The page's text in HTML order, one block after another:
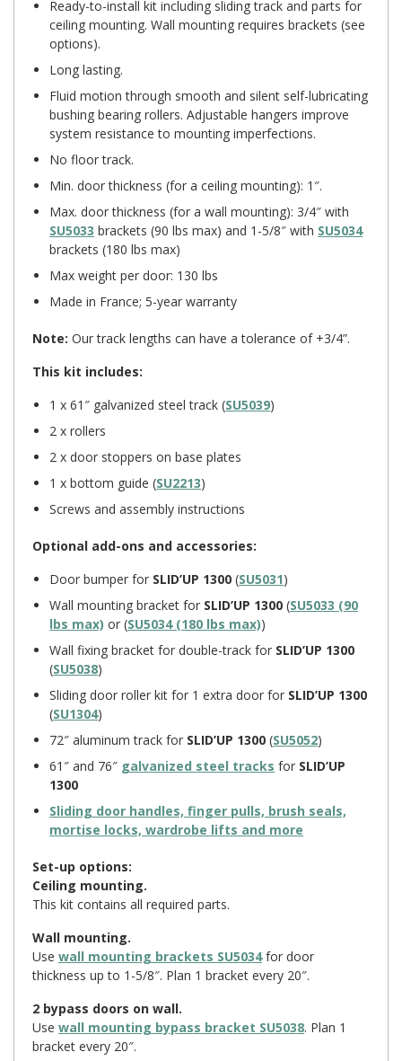
Ready-to-install kit including sliding track and parts for
ceiling mounting. Wall mounting requires brackets (see
options).
Long lasting.
Fluid motion through smooth and silent self-lubricating
bushing bearing rollers. Adjustable hangers improve
system resistance to mounting imperfections.
No floor track.
Min. door thickness (for a ceiling mounting): 1″.
Max. door thickness (for a wall mounting): 3/4″ with
SU5033 brackets (90 lbs max) and 1-5/8″ with SU5034
brackets (180 lbs max)
Max weight per door: 130 lbs
Made in France; 5-year warranty
Note: Our track lengths can have a tolerance of +3/4”.
This kit includes:
1 x 61″ galvanized steel track (SU5039)
2 x rollers
2 x door stoppers on base plates
1 x bottom guide (SU2213)
Screws and assembly instructions
Optional add-ons and accessories:
Door bumper for SLID’UP 1300 (SU5031)
Wall mounting bracket for SLID’UP 1300(SU5033 (90
lbs max) or (SU5034 (180 lbs max))
Wall fixing bracket for double-track for SLID’UP 1300
(SU5038)
Sliding door roller kit for 1 extra door for SLID’UP 1300
(SU1304)
72″ aluminum track for SLID’UP 1300 (SU5052)
61″ and 76″ galvanized steel tracks for SLID’UP
1300
Sliding door handles, finger pulls, brush seals,
mortise locks, wardrobe lifts and more
Set-up options:
Ceiling mounting.
This kit contains all required parts.
Wall mounting.
Use wall mounting brackets SU5034for door
thickness up to 1-5/8″. Plan 1 bracket every 20″.
2 bypass doors on wall.
Use wall mounting bypass bracket SU5038. Plan 1
bracket every 20″.